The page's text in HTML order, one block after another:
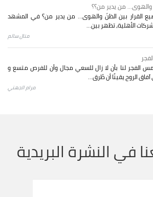
والهوى... من يدير من؟؟
القرار بين الظنّ والهوى… من يدير من؟ في المشهد
الأهلية، تظهر بين...
منال سالم
الفجر لنا بأن لا زال للسعي مجال وأن للفرص متسع و
الروح يقينًا أن طُرق...
مرام الجهني
في النشرة البريدية